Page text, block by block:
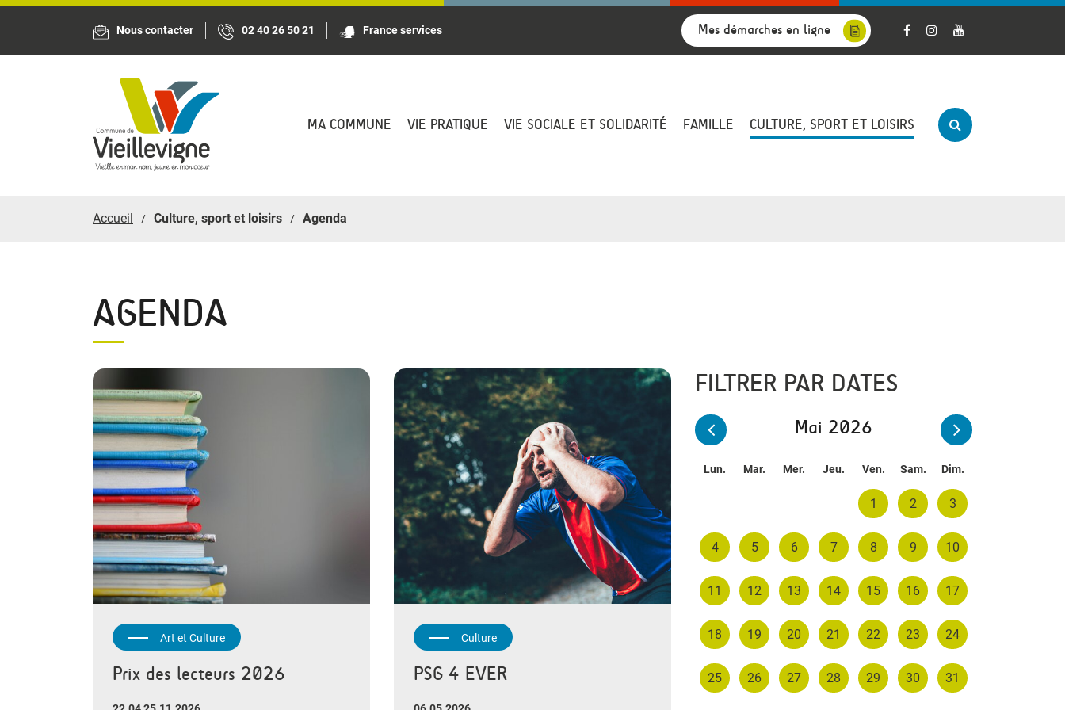
Nous contacter 02 40 26 50 21 France services Mes démarches en ligne
MA COMMUNE VIE PRATIQUE VIE SOCIALE ET SOLIDARITÉ FAMILLE CULTURE, SPORT ET LOISIRS
Accueil Culture, sport et loisirs Agenda
AGENDA
FILTRER PAR DATES
Mai 2026
Lun. Mar. Mer. Jeu. Ven. Sam. Dim.
1 2 3
4 5 6 7 8 9 10
11 12 13 14 15 16 17
18 19 20 21 22 23 24
25 26 27 28 29 30 31
Art et Culture
Prix des lecteurs 2026
Culture
PSG 4 EVER
Panneau de gestion des cookies